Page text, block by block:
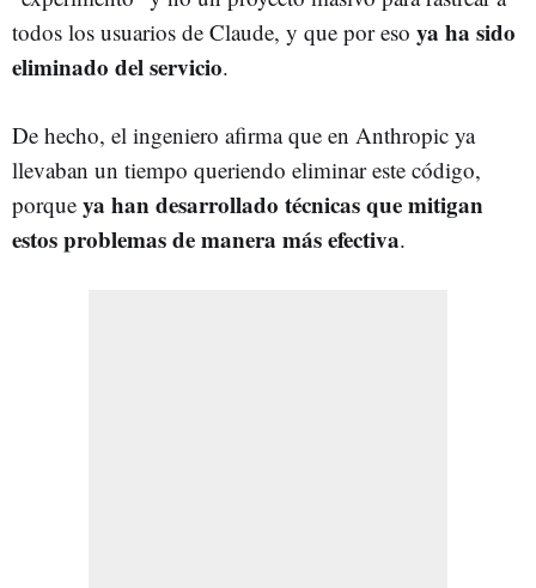
todos los usuarios de Claude, y que por eso ya ha sido
eliminado del servicio.
De hecho, el ingeniero afirma que en Anthropic ya
llevaban un tiempo queriendo eliminar este código,
porque ya han desarrollado técnicas que mitigan
estos problemas de manera más efectiva.